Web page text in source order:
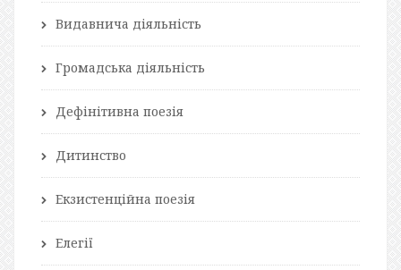
Видавнича діяльність
Громадська діяльність
Дефінітивна поезія
Дитинство
Екзистенційна поезія
Елегії